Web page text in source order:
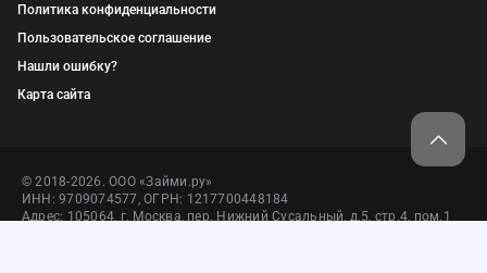
Политика конфиденциальности
Пользовательское соглашение
Нашли ошибку?
Карта сайта
© 2018-2026. ООО «Займи.ру»
ИНН: 9709074577, ОГРН: 1217700448184
Адрес: 105064, г. Москва, пер. Нижний Сусальный, д.5, стр.4, пом.1